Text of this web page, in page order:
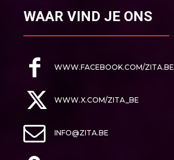
WAAR VIND JE ONS
WWW.FACEBOOK.COM/ZITA.BE
WWW.X.COM/ZITA_BE
INFO@ZITA.BE